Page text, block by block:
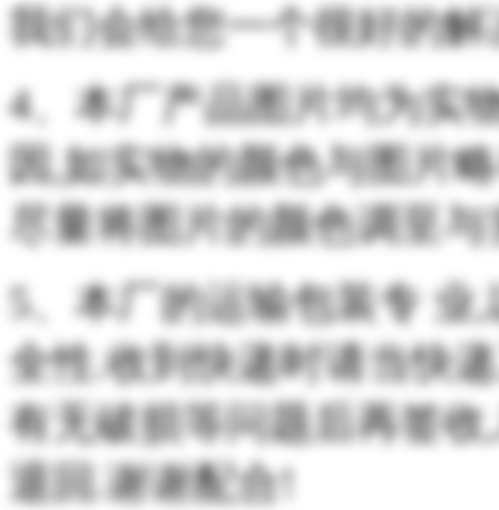
我们会给您一个很好的
4、本厂产品图片均为实
因,如实物的颜色与图片
尽量将图片的颜色调至
5、本厂的运输包装专
全性.收到快递时请当快
有无破损等问题后再签
退回.谢谢配合!